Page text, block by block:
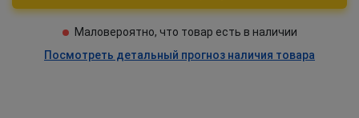
Маловероятно, что товар есть в наличии
Посмотреть детальный прогноз наличия товара